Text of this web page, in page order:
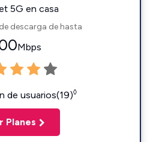
5G en casa
descarga de hasta
Mbps
de usuarios(19)◊
Planes